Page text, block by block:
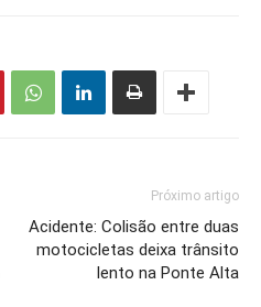
Próximo artigo
Acidente: Colisão entre duas
motocicletas deixa trânsito
lento na Ponte Alta